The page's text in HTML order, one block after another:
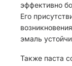
эффективно
Его
эмаль
Также паста